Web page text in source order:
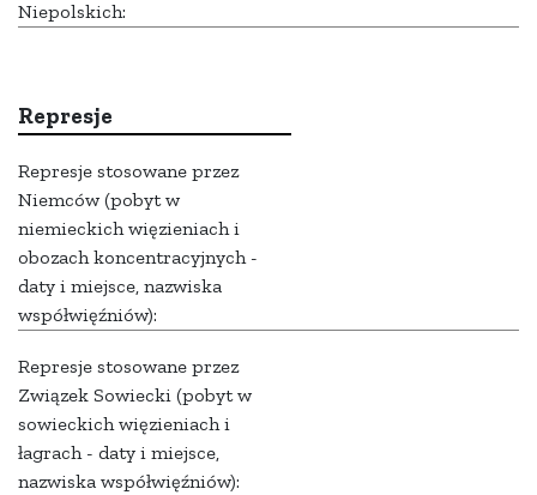
Niepolskich:
Represje
Represje stosowane przez
Niemców (pobyt w
niemieckich więzieniach i
obozach koncentracyjnych -
daty i miejsce, nazwiska
współwięźniów):
Represje stosowane przez
Związek Sowiecki (pobyt w
sowieckich więzieniach i
łagrach - daty i miejsce,
nazwiska współwięźniów):